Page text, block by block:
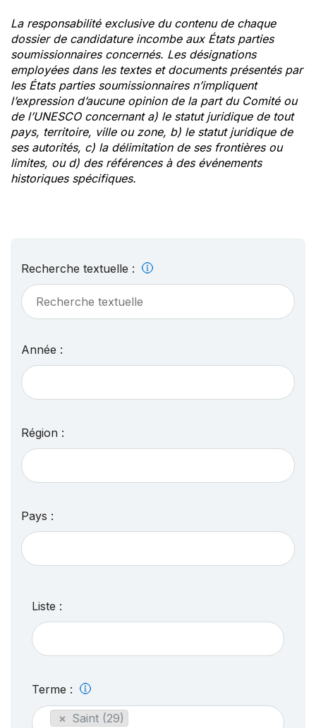
La responsabilité exclusive du contenu de chaque
dossier de candidature incombe aux États parties
soumissionnaires concernés. Les désignations
employées dans les textes et documents présentés par
les États parties soumissionnaires n’impliquent
l’expression d’aucune opinion de la part du Comité ou
de l’UNESCO concernant a) le statut juridique de tout
pays, territoire, ville ou zone, b) le statut juridique de
ses autorités, c) la délimitation de ses frontières ou
limites, ou d) des références à des événements
historiques spécifiques.
Recherche textuelle :
Année :
Région :
Pays :
Liste :
Terme :
× Saint (29)